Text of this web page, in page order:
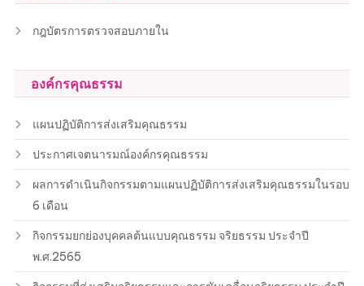
กฎบัตรการตรวจสอบภายใน
องค์กรคุณธรรม
แผนปฏิบัติการส่งเสริมคุณธรรม
ประกาศเจตนารมณ์องค์กรคุณธรรม
ผลการดำเนินกิจกรรมตามแผนปฏิบัติการส่งเสริมคุณธรรมในรอบ
6 เดือน
กิจกรรมยกย่องบุคคลต้นแบบคุณธรรม จริยธรรม ประจำปี
พ.ศ.2565